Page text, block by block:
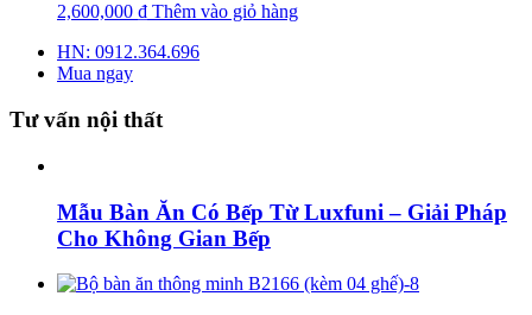
2,600,000 ₫ Thêm vào giỏ hàng
HN: 0912.364.696
Mua ngay
Tư vấn nội thất
Mẫu Bàn Ăn Có Bếp Từ Luxfuni – Giải Pháp
Cho Không Gian Bếp